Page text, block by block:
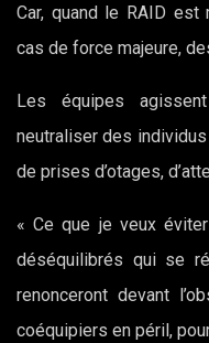
Car, quand le RAID
cas de force majeure,
Les équipes
neutraliser des
de prises d’otages,
« Ce que je veux
déséquilibrés qui se
renonceront devant
coéquipiers en péril,